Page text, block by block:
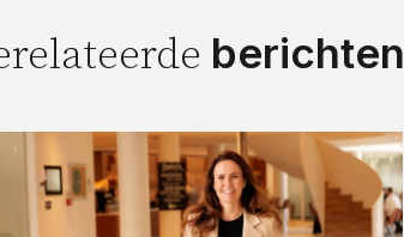
berichten